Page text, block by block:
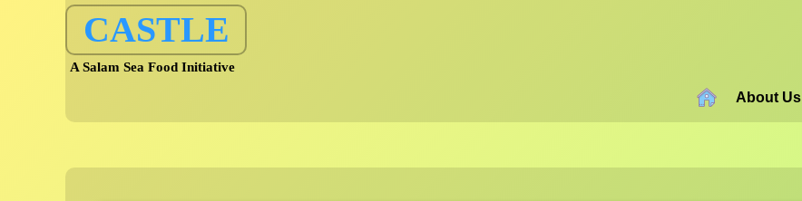
CASTLE
A Salam Sea Food Initiative
About Us